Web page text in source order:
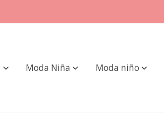
Moda Niña Moda niño